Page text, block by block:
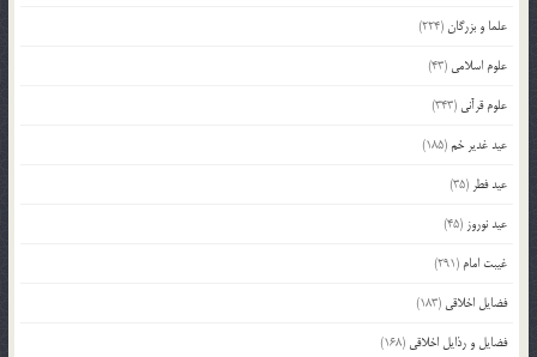
علما و بزرگان(224)
علوم اسلامی (43)
علوم قرآنی (343)
عید غدیر خم(185)
عید فطر (35)
عید نوروز (45)
غیبت امام (291)
فضایل اخلاقی (183)
فضایل و رذایل اخلاقی (168)